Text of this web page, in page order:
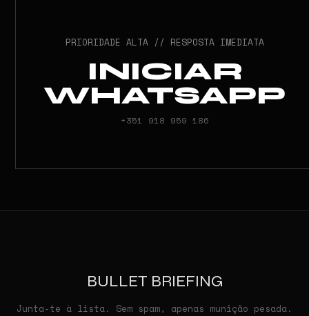
PRIORIDADE ALTA // RESPOSTA IMEDIATA
INICIAR
WHATSAPP
+351 918 959 186
BULLET BRIEFING
Junta-te à lista. Sem spam, apenas munição pesada.